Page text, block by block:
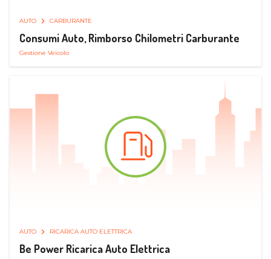
AUTO CARBURANTE
Consumi Auto, Rimborso Chilometri Carburante
Gestione Veicolo
AUTO RICARICA AUTO ELETTRICA
Be Power Ricarica Auto Elettrica